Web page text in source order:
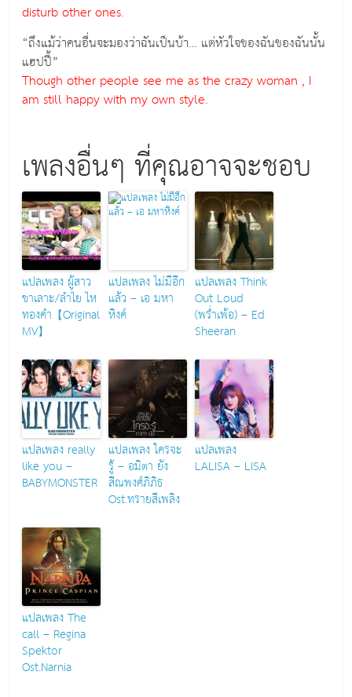
disturb other ones.
“ถึงแม้ว่าคนอื่นจะมองว่าฉันเป็นบ้า… แต่หัวใจของฉันของฉันนั้น
แฮปปี้”
Though other people see me as the crazy woman , I
am still happy with my own style.
เพลงอื่นๆ ที่คุณอาจจะชอบ
แปลเพลง ผู้สาว
ขาเลาะ/ลำไย ไห
ทองคำ【Original
MV】
แปลเพลง ไม่มีอีก
แล้ว – เอ มหา
หิงค์
แปลเพลง Think
Out Loud
(พร่ำเพ้อ) – Ed
Sheeran
แปลเพลง really
like you –
BABYMONSTER
แปลเพลง ใครจะ
รู้ – อมิตา ยัง
สีณพงศ์ภิภิธ
Ost.ทรายสีเพลิง
แปลเพลง
LALISA – LISA
แปลเพลง The
call – Regina
Spektor
Ost.Narnia